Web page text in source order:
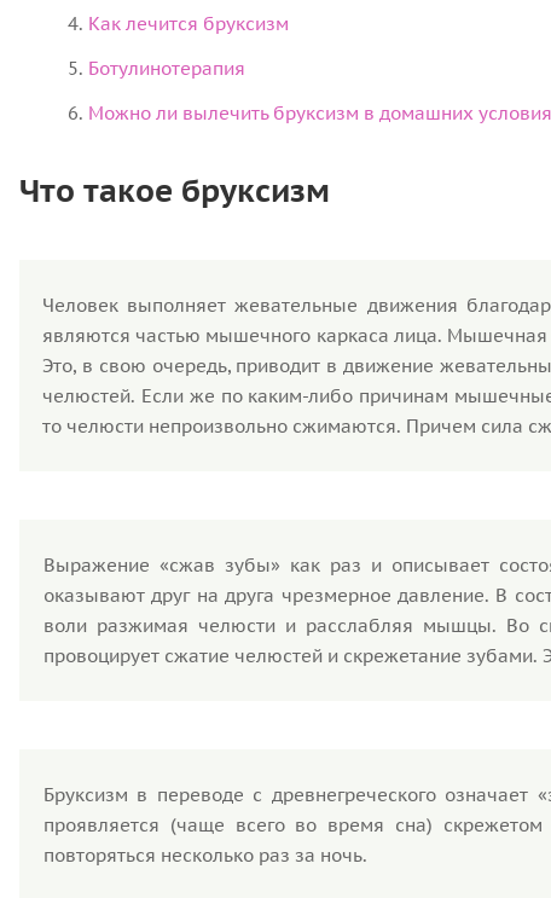
Как лечится бруксизм
Ботулинотерапия
Можно ли вылечить бруксизм в домашних
Что такое бруксизм
Человек выполняет жевательные движения
являются частью мышечного каркаса лица. Мышечная
Это, в свою очередь, приводит в движение
челюстей. Если же по каким-либо причинам мышечные
то челюсти непроизвольно сжимаются. Причем сила
Выражение «сжав зубы» как раз и описывает
оказывают друг на друга чрезмерное давление. В
воли разжимая челюсти и расслабляя мышцы. Во
провоцирует сжатие челюстей и скрежетание зубами.
Бруксизм в переводе с древнегреческого
проявляется (чаще всего во время сна)
повторяться несколько раз за ночь.